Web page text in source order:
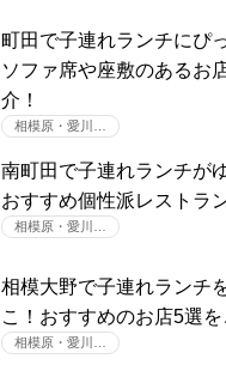
町田で子連れランチにぴ
ソファ席や座敷のあるお
介！
相模原・愛川…
南町田で子連れランチが
おすすめ個性派レストラ
相模原・愛川…
相模大野で子連れランチ
こ！おすすめのお店5選を
相模原・愛川…